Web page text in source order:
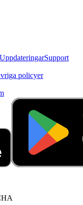
UppdateringarSupport
policyer